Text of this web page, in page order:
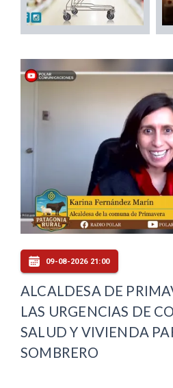
09-08-2026 21:00
ALCALDESA DE
LAS URGENCIAS DE
SALUD Y VIVIENDA
SOMBRERO